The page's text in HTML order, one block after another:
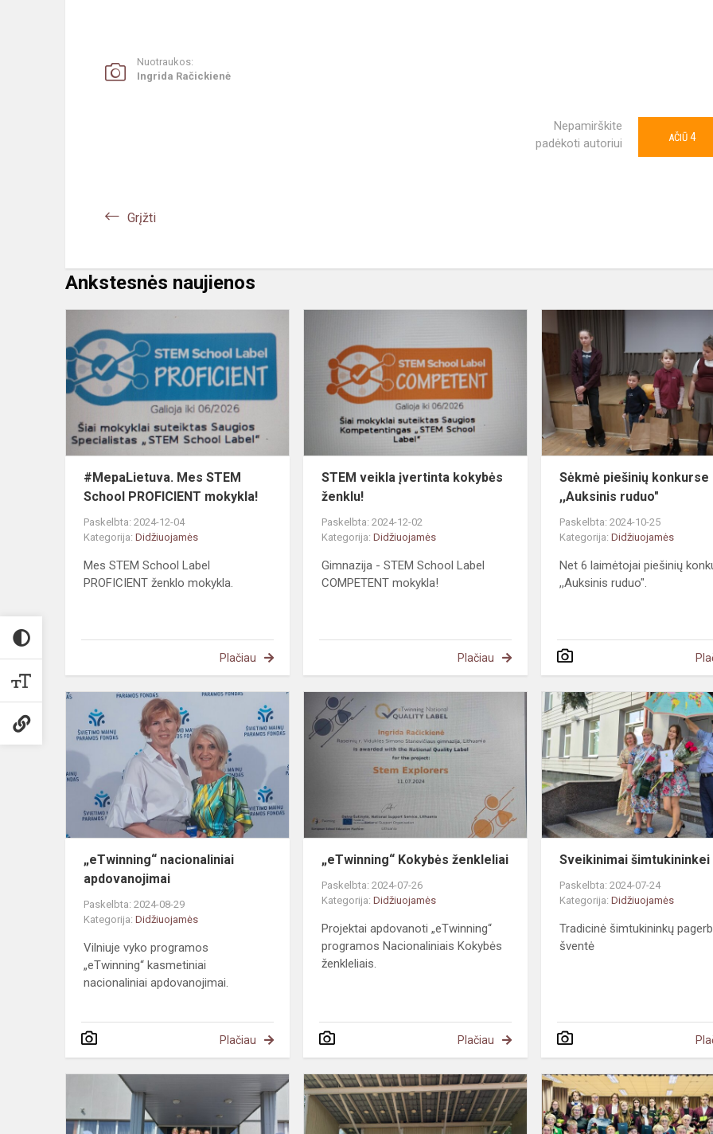
Nuotraukos:
Ingrida Račickienė
Nepamirškite
padėkoti autoriui
AČIŪ 4
Grįžti
Ankstesnės naujienos
PROFICIENT
#MepaLietuva. Mes STEM
School PROFICIENT mokykla!
Paskelbta: 2024-12-04
Kategorija: Didžiuojamės
Mes STEM School Label
PROFICIENT ženklo mokykla.
Plačiau
veikla
įvertinta
kokybės
ženklu!
STEM veikla įvertinta kokybės
ženklu!
Paskelbta: 2024-12-02
Kategorija:Didžiuojamės
Gimnazija - STEM School Label
COMPETENT mokykla!
Plačiau
Sėkmė piešinių konkurse
,,Auksinis ruduo"
Paskelbta: 2024-10-25
Kategorija:Didžiuojamės
Net 6 laimėtojai piešinių
,,Auksinis ruduo".
„eTwinning“
nacionaliniai
apdovanojimai
„eTwinning“ nacionaliniai
apdovanojimai
Paskelbta: 2024-08-29
Kategorija: Didžiuojamės
Vilniuje vyko programos
„eTwinning“ kasmetiniai
nacionaliniai apdovanojimai.
Plačiau
„eTwinning“
Kokybės
ženkleliai
„eTwinning“ Kokybės ženkleliai
Paskelbta: 2024-07-26
Kategorija:Didžiuojamės
Projektai apdovanoti „eTwinning“
programos Nacionaliniais Kokybės
ženkleliais.
Plačiau
Sveikinimai šimtukininkei
Paskelbta: 2024-07-24
Kategorija:Didžiuojamės
Tradicinė šimtukininkų
šventė
I
vieta
lengvosios
Gimnazijai
sėkmingos
galiūnų